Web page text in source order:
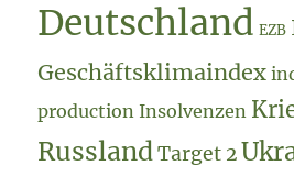
Deutschland EZB
Geschäftsklimaindex
production Insolvenzen
Russland Target 2